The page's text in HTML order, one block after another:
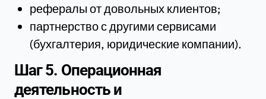
рефералы от довольных клиентов;
партнерство с другими сервисами
(бухгалтерия, юридические компании).
Шаг 5. Операционная
деятельность и